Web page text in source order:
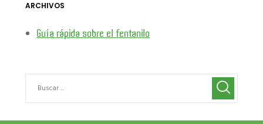
ARCHIVOS
Guía rápida sobre el fentanilo